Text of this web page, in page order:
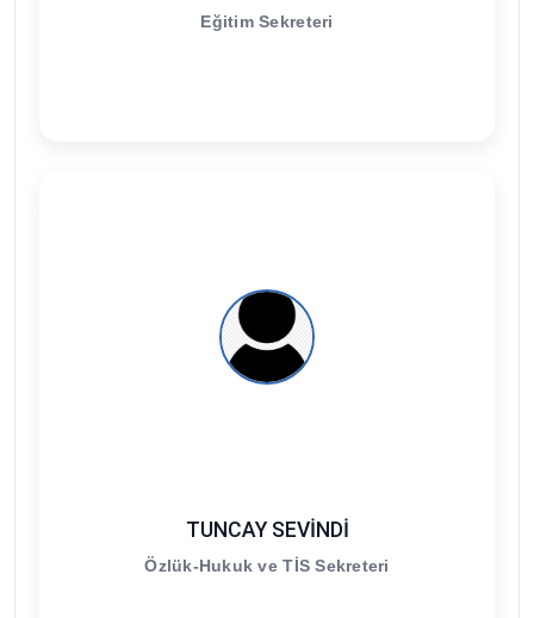
Eğitim Sekreteri
TUNCAY SEVİNDİ
Özlük-Hukuk ve TİS Sekreteri